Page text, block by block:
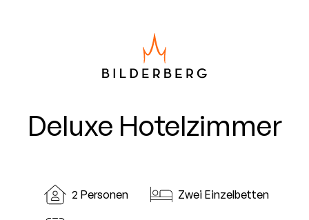
Deluxe Hotelzimmer
2 Personen Zwei Einzelbetten